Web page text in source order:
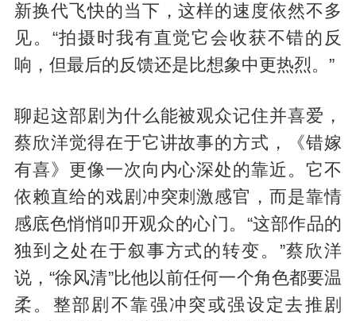
新换代飞快的当下，这样的速度依然不多
见。“拍摄时我有直觉它会收获不错的反
响，但最后的反馈还是比想象中更热烈。”
聊起这部剧为什么能被观众记住并喜爱，
蔡欣洋觉得在于它讲故事的方式，《错嫁
有喜》更像一次向内心深处的靠近。它不
依赖直给的戏剧冲突刺激感官，而是靠情
感底色悄悄叩开观众的心门。“这部作品的
独到之处在于叙事方式的转变。”蔡欣洋
说，“徐风清”比他以前任何一个角色都要温
柔。整部剧不靠强冲突或强设定去推剧